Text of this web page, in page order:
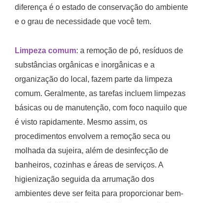
diferença é o estado de conservação do ambiente
e o grau de necessidade que você tem.
Limpeza comum: a remoção de pó, resíduos de
substâncias orgânicas e inorgânicas e a
organização do local, fazem parte da limpeza
comum. Geralmente, as tarefas incluem limpezas
básicas ou de manutenção, com foco naquilo que
é visto rapidamente. Mesmo assim, os
procedimentos envolvem a remoção seca ou
molhada da sujeira, além de desinfecção de
banheiros, cozinhas e áreas de serviços. A
higienização seguida da arrumação dos
ambientes deve ser feita para proporcionar bem-